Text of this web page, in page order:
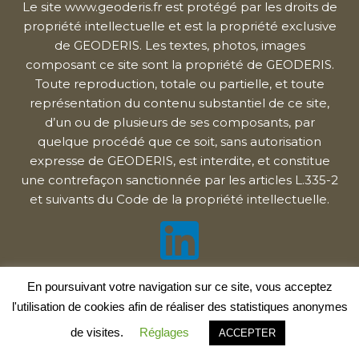
Le site www.geoderis.fr est protégé par les droits de
propriété intellectuelle et est la propriété exclusive
de GEODERIS. Les textes, photos, images
composant ce site sont la propriété de GEODERIS.
Toute reproduction, totale ou partielle, et toute
représentation du contenu substantiel de ce site,
d’un ou de plusieurs de ses composants, par
quelque procédé que ce soit, sans autorisation
expresse de GEODERIS, est interdite, et constitue
une contrefaçon sanctionnée par les articles L.335-2
et suivants du Code de la propriété intellectuelle.
© GEODERIS 2020
Réalisation GEODERIS - Hébergement OVH SAS
En poursuivant votre navigation sur ce site, vous acceptez
l'utilisation de cookies afin de réaliser des statistiques anonymes
de visites.
Réglages ACCEPTER